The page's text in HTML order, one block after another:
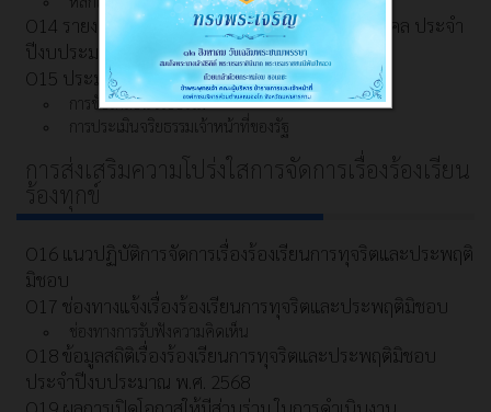
O14 รายงานผลการบริหารและพัฒนาทรัพยากรบุคคล ประจำ
ปีงบประมาณ พ.ศ. 2568
O15 ประมวลจริยธรรมการขับเคลื่อนจริยธรรม
การขับเคลื่อนจริยธรรม
การประเมินจริยธรรมเจ้าหน้าที่ของรัฐ
การส่งเสริมความโปร่งใสการจัดการเรื่องร้องเรียน
ร้องทุกข์
O16 แนวปฏิบัติการจัดการเรื่องร้องเรียนการทุจริตและประพฤติ
มิชอบ
O17 ช่องทางแจ้งเรื่องร้องเรียนการทุจริตและประพฤติมิชอบ
ช่องทางการรับฟังความคิดเห็น
O18 ข้อมูลสถิติเรื่องร้องเรียนการทุจริตและประพฤติมิชอบ
ประจำปีงบประมาณ พ.ศ. 2568
O19 ผลการเปิดโอกาสให้มีส่วนร่วม ในการดำเนินงาน